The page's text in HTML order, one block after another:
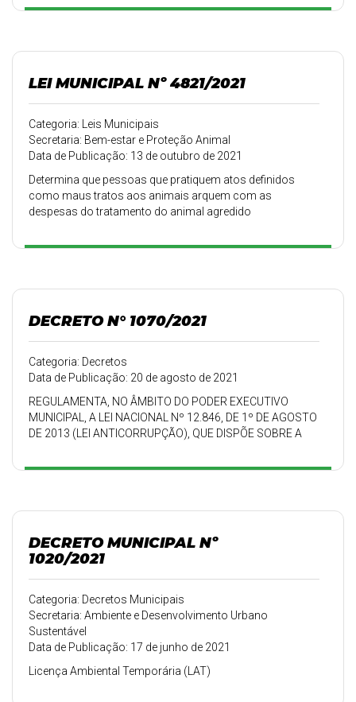
LEI MUNICIPAL Nº 4821/2021
Categoria: Leis Municipais
Secretaria: Bem-estar e Proteção Animal
Data de Publicação: 13 de outubro de 2021
Determina que pessoas que pratiquem atos definidos
como maus tratos aos animais arquem com as
despesas do tratamento do animal agredido
DECRETO N° 1070/2021
Categoria: Decretos
Data de Publicação: 20 de agosto de 2021
REGULAMENTA, NO ÂMBITO DO PODER EXECUTIVO
MUNICIPAL, A LEI NACIONAL Nº 12.846, DE 1º DE AGOSTO
DE 2013 (LEI ANTICORRUPÇÃO), QUE DISPÕE SOBRE A
DECRETO MUNICIPAL Nº
1020/2021
Categoria: Decretos Municipais
Secretaria: Ambiente e Desenvolvimento Urbano
Sustentável
Data de Publicação: 17 de junho de 2021
Licença Ambiental Temporária (LAT)